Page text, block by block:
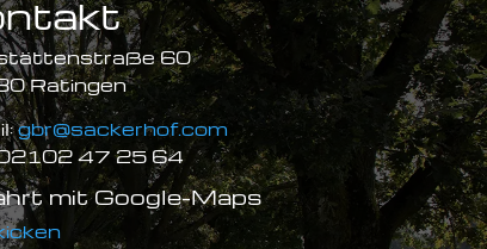
60
Ratingen
gbr@sackerhof.com
47 25 64
mit Google-Maps